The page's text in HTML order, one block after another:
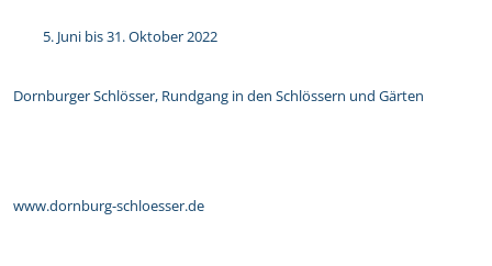
Juni bis 31. Oktober 2022
Dornburger Schlösser, Rundgang in den Schlössern und Gärten
www.dornburg-schloesser.de